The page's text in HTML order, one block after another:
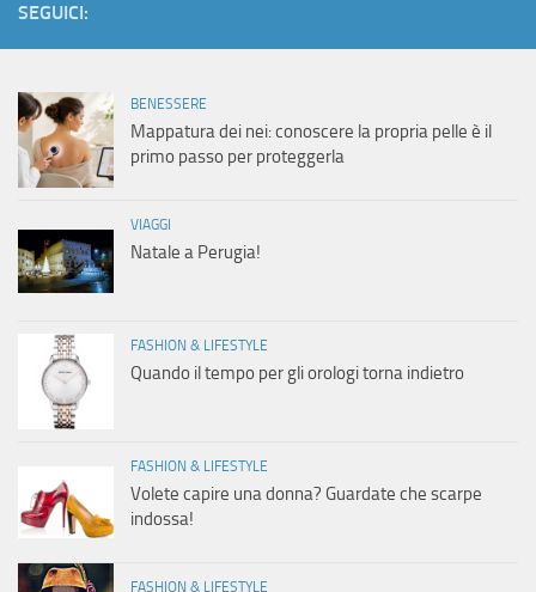
SEGUICI:
BENESSERE
Mappatura dei nei: conoscere la propria pelle è il
primo passo per proteggerla
VIAGGI
Natale a Perugia!
FASHION & LIFESTYLE
Quando il tempo per gli orologi torna indietro
FASHION & LIFESTYLE
Volete capire una donna? Guardate che scarpe
indossa!
FASHION & LIFESTYLE